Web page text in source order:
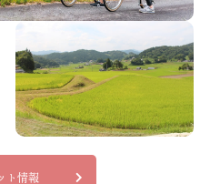
ト情報